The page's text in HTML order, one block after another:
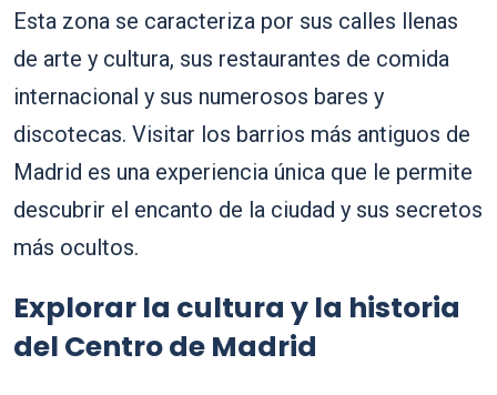
Esta zona se caracteriza por sus calles llenas
de arte y cultura, sus restaurantes de comida
internacional y sus numerosos bares y
discotecas. Visitar los barrios más antiguos de
Madrid es una experiencia única que le permite
descubrir el encanto de la ciudad y sus secretos
más ocultos.
Explorar la cultura y la historia
del Centro de Madrid